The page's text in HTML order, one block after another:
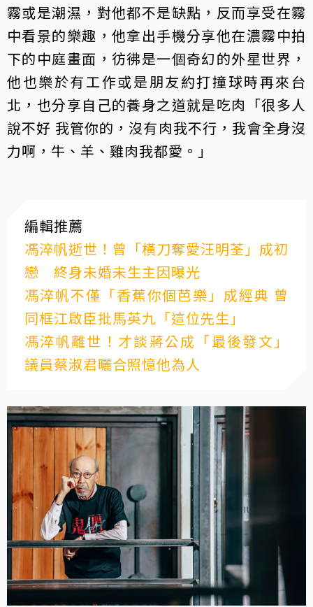
霧或是潮濕，對他都不是缺點，反而享受在霧
中看景的樂趣，他拿出手機分享他在濃霧中拍
下的中庭畫面，彷彿是一個奇幻的外星世界，
他也樂於有工作或是朋友約打撞球時再來台
北，也分享自己的養身之道就是吃肉「很多人
說不好 我管你的，沒有肉我不行，我會全身沒
力啊，牛、羊、雞肉我都愛。」
編輯推薦
馮淬帆逝世！曾「橫刀奪愛汪明荃」成初
戀 終身未婚未生主因曝光
馮淬帆不僅「香蕉你個芭樂」成經典 曾
同框江啟臣批馬英九「這位先生」
馮淬帆離世！才談蔣公成「最後發文」
議員蔡淑君曬合照憶他為人